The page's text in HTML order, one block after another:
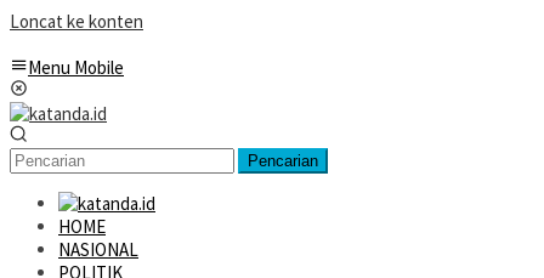
Loncat ke konten
Menu Mobile
Pencarian
HOME
NASIONAL
POLITIK